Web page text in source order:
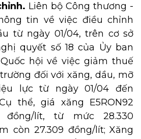
Liên bộ Công thương -
tin về việc điều chỉnh
từ ngày 01/04, trên cơ sở
quyết số 18 của Ủy ban
hội về việc giảm thuế
đối với xăng, dầu, mỡ
lực từ ngày 01/04 đến
Cụ thể, giá xăng E5RON92
đồng/lít, từ mức 28.330
còn 27.309 đồng/lít; Xăng